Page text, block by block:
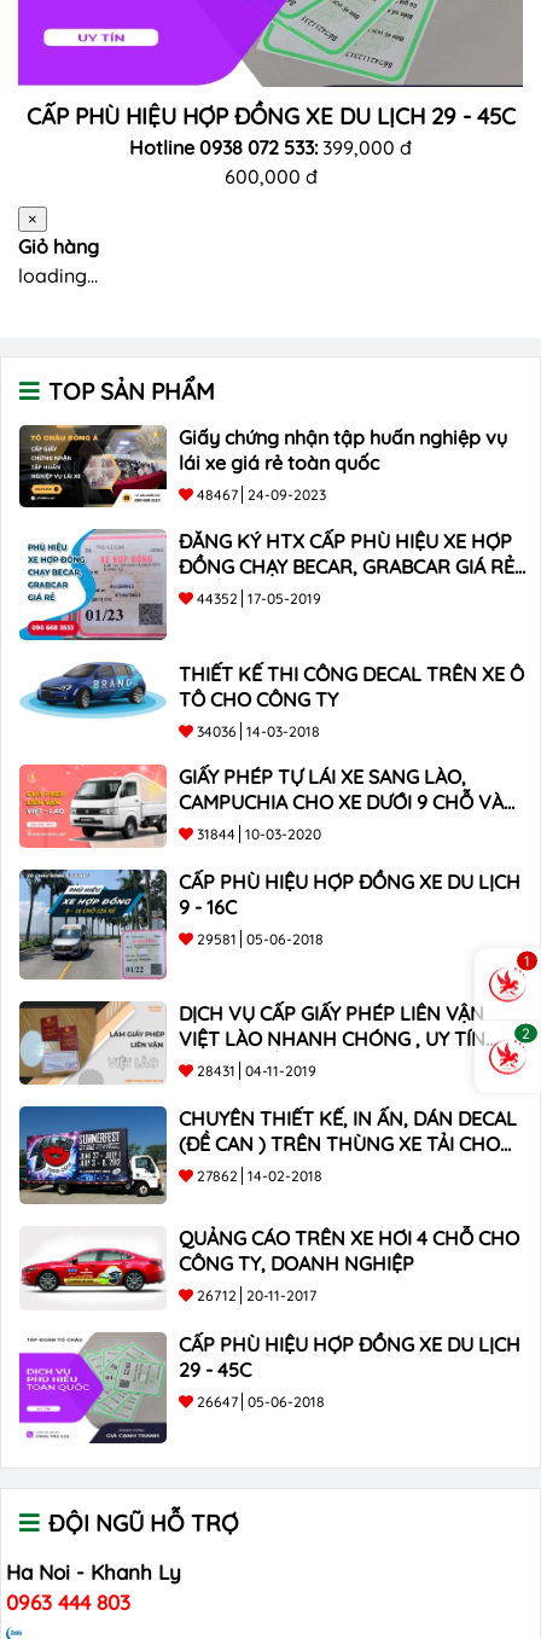
CẤP PHÙ HIỆU HỢP ĐỒNG XE DU LỊCH 29 - 45C
Hotline 0938 072 533:399,000 đ
600,000 đ
×
Giỏ hàng
loading...
TOP SẢN PHẨM
Giấy chứng nhận tập huấn nghiệp vụ
lái xe giá rẻ toàn quốc
48467 24-09-2023
ĐĂNG KÝ HTX CẤP PHÙ HIỆU XE HỢP
ĐỒNG CHẠY BECAR, GRABCAR GIÁ RẺ
NHẤT
44352 17-05-2019
THIẾT KẾ THI CÔNG DECAL TRÊN XE Ô
TÔ CHO CÔNG TY
34036 14-03-2018
GIẤY PHÉP TỰ LÁI XE SANG LÀO,
CAMPUCHIA CHO XE DƯỚI 9 CHỖ VÀ
XE BÁN TẢI
31844 10-03-2020
CẤP PHÙ HIỆU HỢP ĐỒNG XE DU LỊCH
9 - 16C
29581 05-06-2018
DỊCH VỤ CẤP GIẤY PHÉP LIÊN VẬN
VIỆT LÀO NHANH CHÓNG , UY TÍN
TOÀN QUỐC
28431 04-11-2019
CHUYÊN THIẾT KẾ, IN ẤN, DÁN DECAL
(ĐỀ CAN ) TRÊN THÙNG XE TẢI CHO
CÔNG TY
27862 14-02-2018
QUẢNG CÁO TRÊN XE HƠI 4 CHỖ CHO
CÔNG TY, DOANH NGHIỆP
26712 20-11-2017
CẤP PHÙ HIỆU HỢP ĐỒNG XE DU LỊCH
29 - 45C
26647 05-06-2018
ĐỘI NGŨ HỖ TRỢ
Ha Noi - Khanh Ly
0963 444 803
1
2